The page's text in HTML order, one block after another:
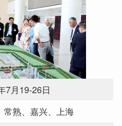
7月19-26日
常熟、嘉兴、上海